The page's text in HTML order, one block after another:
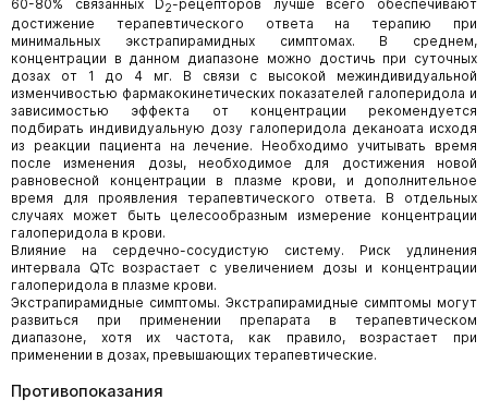
60-80% связанных D2-рецепторов лучше всего обеспечивают
достижение терапевтического ответа на терапию при
минимальных экстрапирамидных симптомах. В среднем,
концентрации в данном диапазоне можно достичь при суточных
дозах от 1 до 4 мг. В связи с высокой межиндивидуальной
изменчивостью фармакокинетических показателей галоперидола и
зависимостью эффекта от концентрации рекомендуется
подбирать индивидуальную дозу галоперидола деканоата исходя
из реакции пациента на лечение. Необходимо учитывать время
после изменения дозы, необходимое для достижения новой
равновесной концентрации в плазме крови, и дополнительное
время для проявления терапевтического ответа. В отдельных
случаях может быть целесообразным измерение концентрации
галоперидола в крови.
Влияние на сердечно-сосудистую систему. Риск удлинения
интервала QTc возрастает с увеличением дозы и концентрации
галоперидола в плазме крови.
Экстрапирамидные симптомы. Экстрапирамидные симптомы могут
развиться при применении препарата в терапевтическом
диапазоне, хотя их частота, как правило, возрастает при
применении в дозах, превышающих терапевтические.
Противопоказания